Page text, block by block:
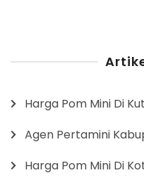
Harga Pom Mini Di
Agen Pertamini
Harga Pom Mini Di